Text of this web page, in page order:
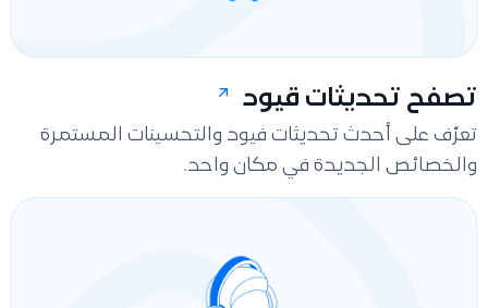
تصفح تحديثات قيود
تعرّف على أحدث تحديثات فيود والتحسينات المستمرة
والخصائص الجديدة في مكان واحد.